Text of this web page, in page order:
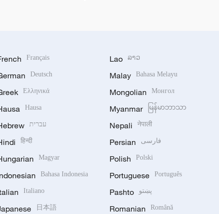
Français
Deutsch
Ελληνικά
Hausa
עברית
हिन्दी
Magyar
Bahasa Indonesia
Italiano
日本語
Lao ລາວ
Malay Bahasa Melayu
Mongolian Монгол
Myanmar မြန်မာဘာသာ
Nepali नेपाली
Persian فارسی
Polish Polski
Portuguese Português
Pashto پښتو
Romanian Română